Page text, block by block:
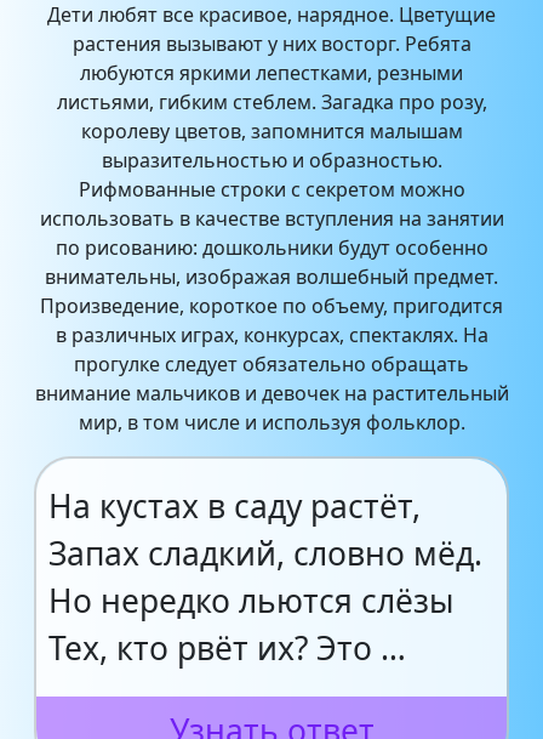
Дети любят все красивое, нарядное. Цветущие
растения вызывают у них восторг. Ребята
любуются яркими лепестками, резными
листьями, гибким стеблем. Загадка про розу,
королеву цветов, запомнится малышам
выразительностью и образностью.
Рифмованные строки с секретом можно
использовать в качестве вступления на занятии
по рисованию: дошкольники будут особенно
внимательны, изображая волшебный предмет.
Произведение, короткое по объему, пригодится
в различных играх, конкурсах, спектаклях. На
прогулке следует обязательно обращать
внимание мальчиков и девочек на растительный
мир, в том числе и используя фольклор.
На кустах в саду растёт,
Запах сладкий, словно мёд.
Но нередко льются слёзы
Тех, кто рвёт их? Это …